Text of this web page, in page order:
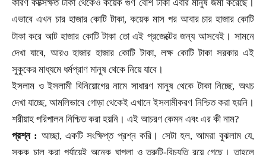
কারণ কাক্সিক্ষত টাকা থেকেও কয়েক গুণ বেশি টাকা এবার মানুষ জমা করেছে।
এভাবে এখন চার হাজার কোটি টাকা,কয়েক মাস পর আবার চার হাজার কোটি
টাকা করে আট হাজার কোটি টাকা তো এই প্রজেক্টের জন্য আসবেই।সামনে
দেখা যাবে, আরও হাজার হাজার কোটি টাকা, লক্ষ কোটি টাকা সরকার এই
সুকুকের মাধ্যমে ধর্মপ্রাণ মানুষ থেকে নিয়ে যাবে।
ইসলাম ও ইসলামী বিনিয়োগের নামে সাধারণ মানুষ থেকে টাকা নিচ্ছে,অথচ
দেখা যাচ্ছে,আমলিভাবে গোড়া থেকেই এখানে ইসলামীকরণ নিশ্চিত করা হয়নি।
শরীয়াহ পরিপালন নিশ্চিত করা হয়নি। এই আচরণ কেমন এবং এর কী নাম?
প্রশ্ন : আচ্ছা,একটি সংক্ষিপ্ত প্রশ্ন করি। সেটা হল,আমরা বুঝলাম যে,
সুকুক চালু করা পর্যায়েই অনেক ঘাপলা ও ত্রুটি-বিচ্যুতি রয়ে গেছে। তাহলে